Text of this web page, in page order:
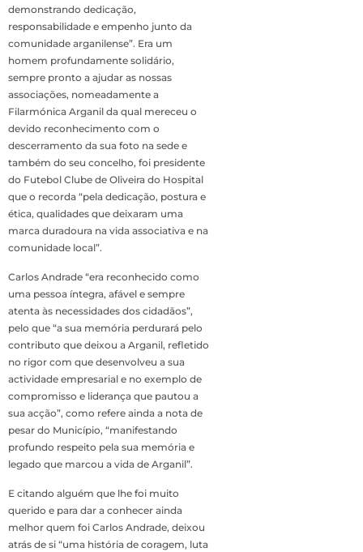
demonstrando dedicação,
responsabilidade e empenho junto da
comunidade arganilense”. Era um
homem profundamente solidário,
sempre pronto a ajudar as nossas
associações, nomeadamente a
Filarmónica Arganil da qual mereceu o
devido reconhecimento com o
descerramento da sua foto na sede e
também do seu concelho, foi presidente
do Futebol Clube de Oliveira do Hospital
que o recorda “pela dedicação, postura e
ética, qualidades que deixaram uma
marca duradoura na vida associativa e na
comunidade local”.
Carlos Andrade “era reconhecido como
uma pessoa íntegra, afável e sempre
atenta às necessidades dos cidadãos”,
pelo que “a sua memória perdurará pelo
contributo que deixou a Arganil, refletido
no rigor com que desenvolveu a sua
actividade empresarial e no exemplo de
compromisso e liderança que pautou a
sua acção”, como refere ainda a nota de
pesar do Município, “manifestando
profundo respeito pela sua memória e
legado que marcou a vida de Arganil”.
E citando alguém que lhe foi muito
querido e para dar a conhecer ainda
melhor quem foi Carlos Andrade, deixou
atrás de si “uma história de coragem, luta